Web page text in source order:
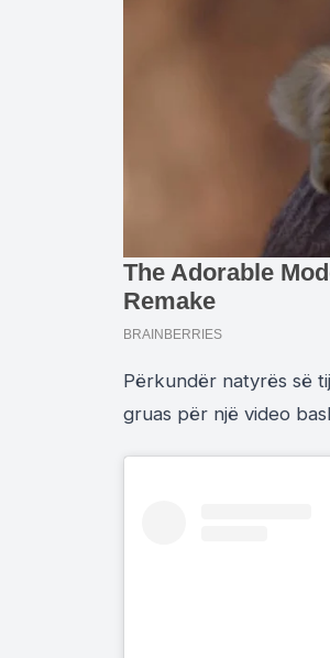
Përkundër natyrës së
gruas për një video